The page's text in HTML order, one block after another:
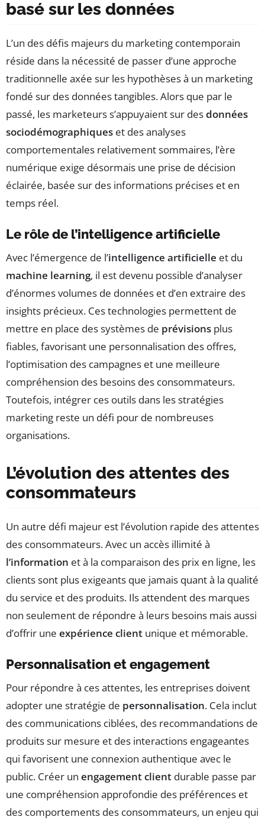
basé sur les données
L’un des défis majeurs du marketing contemporain
réside dans la nécessité de passer d’une approche
traditionnelle axée sur les hypothèses à un marketing
fondé sur des données tangibles. Alors que par le
passé, les marketeurs s’appuyaient sur desdonnées
sociodémographiques et des analyses
comportementales relativement sommaires, l’ère
numérique exige désormais une prise de décision
éclairée, basée sur des informations précises et en
temps réel.
Le rôle de l’intelligence artificielle
Avec l’émergence de l’intelligence artificielle et du
machine learning, il est devenu possible d’analyser
d’énormes volumes de données et d’en extraire des
insights précieux. Ces technologies permettent de
mettre en place des systèmes de prévisions plus
fiables, favorisant une personnalisation des offres,
l’optimisation des campagnes et une meilleure
compréhension des besoins des consommateurs.
Toutefois, intégrer ces outils dans les stratégies
marketing reste un défi pour de nombreuses
organisations.
L’évolution des attentes des
consommateurs
Un autre défi majeur est l’évolution rapide des attentes
des consommateurs. Avec un accès illimité à
l’information et à la comparaison des prix en ligne, les
clients sont plus exigeants que jamais quant à la qualité
du service et des produits. Ils attendent des marques
non seulement de répondre à leurs besoins mais aussi
d’offrir une expérience client unique et mémorable.
Personnalisation et engagement
Pour répondre à ces attentes, les entreprises doivent
adopter une stratégie de personnalisation. Cela inclut
des communications ciblées, des recommandations de
produits sur mesure et des interactions engageantes
qui favorisent une connexion authentique avec le
public. Créer un engagement client durable passe par
une compréhension approfondie des préférences et
des comportements des consommateurs, un enjeu qui